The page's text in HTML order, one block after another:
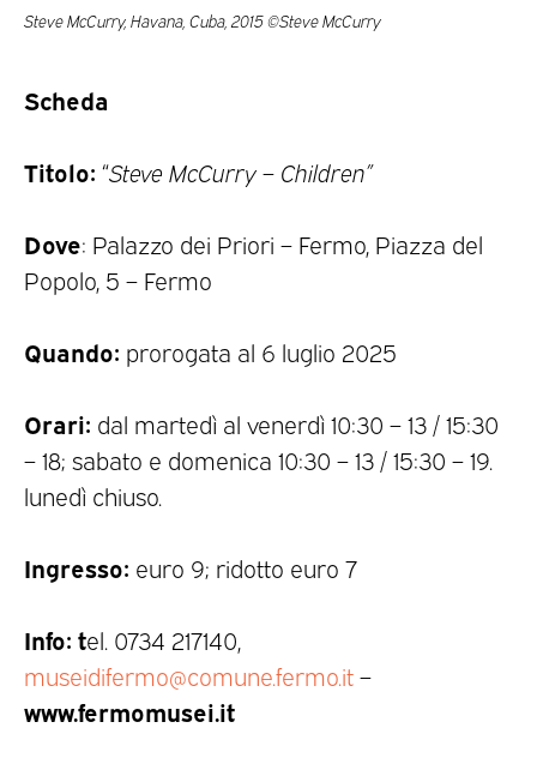
Steve McCurry, Havana, Cuba, 2015 ©Steve McCurry
Scheda
Titolo: “Steve McCurry– Children”
Dove: Palazzo dei Priori – Fermo, Piazza del
Popolo, 5 – Fermo
Quando: prorogata al 6 luglio 2025
Orari: dal martedì al venerdì 10:30 – 13 / 15:30
– 18; sabato e domenica 10:30 – 13 / 15:30 – 19.
lunedì chiuso.
Ingresso: euro 9; ridotto euro 7
Info: tel. 0734 217140,
museidifermo@comune.fermo.it–
www.fermomusei.it